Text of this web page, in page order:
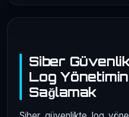
Siber
Log
Sağlamak